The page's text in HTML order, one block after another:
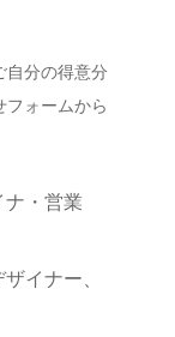
自分の得意分
フォームから
・営業
イナー、